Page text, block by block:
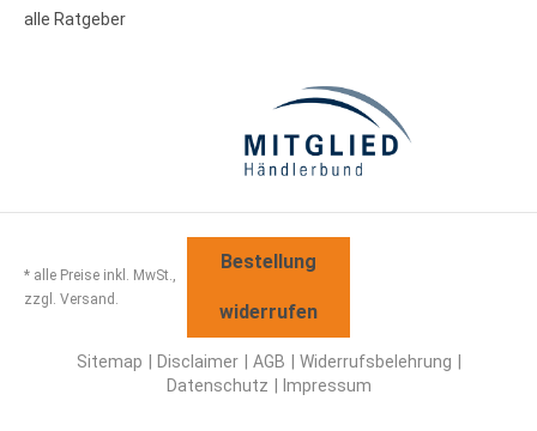
alle Ratgeber
* alle Preise inkl. MwSt.,
zzgl. Versand.
Bestellung
widerrufen
Sitemap Disclaimer AGB
Widerrufsbelehrung
Datenschutz
Impressum